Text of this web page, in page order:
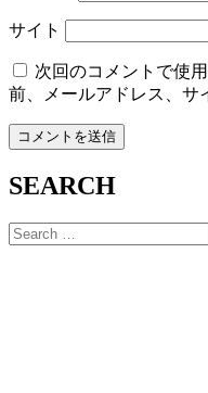
サイト
次回のコメントで使
前、メールアドレス、サ
SEARCH